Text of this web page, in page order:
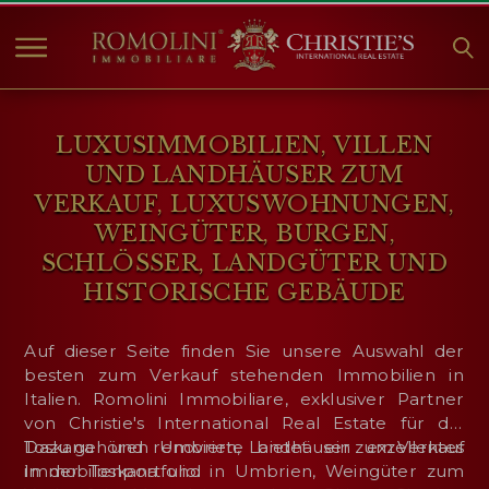
IMMOBILIEN ZUM
VERKAUF
ANGEBOTE
UNTERNEHMEN
CHRISTIE'S
Currency:
£
Sprache:
LUXUSIMMOBILIEN, VILLEN
UND LANDHÄUSER ZUM
VERKAUF, LUXUSWOHNUNGEN,
WEINGÜTER, BURGEN,
SCHLÖSSER, LANDGÜTER UND
HISTORISCHE GEBÄUDE
Auf dieser Seite finden Sie unsere Auswahl der
besten zum Verkauf stehenden Immobilien in
Italien. Romolini Immobiliare, exklusiver Partner
von Christie's International Real Estate für die
Toskana und Umbrien, bietet ein exzellentes
Immobilienportfolio.
Dazu gehören renovierte Landhäuser zum Verkauf
in der Toskana und in Umbrien, Weingüter zum